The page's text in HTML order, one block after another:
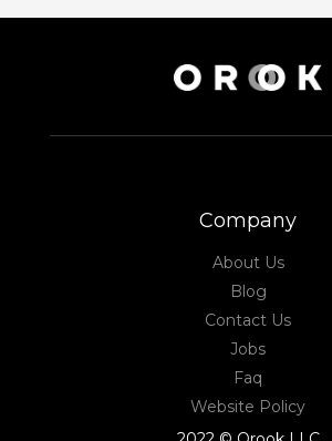
Company
About Us
Blog
Contact Us
Jobs
Faq
Website Policy